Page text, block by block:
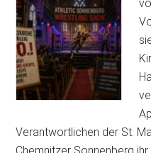
Verantwortlichen der St.